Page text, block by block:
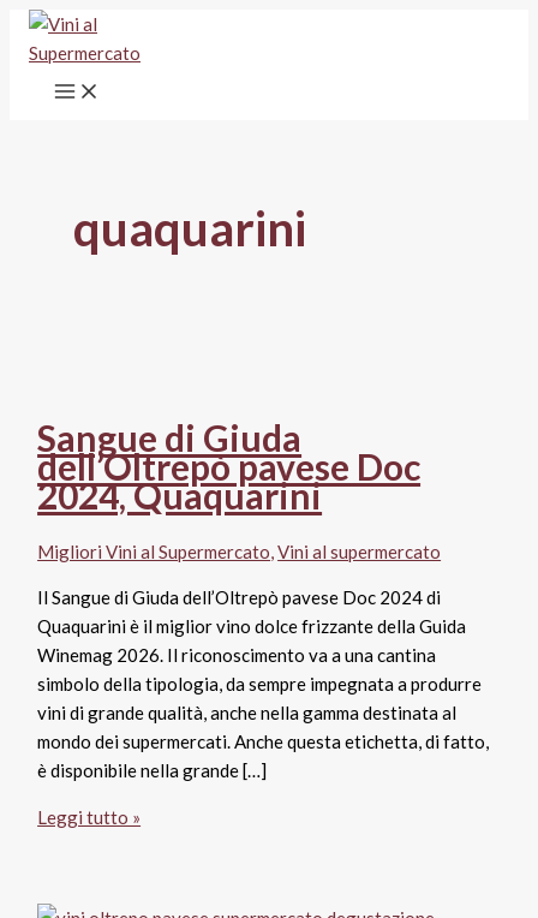
Vai
contenuto
quaquarini
Sangue di Giuda
dell’Oltrepò pavese Doc
2024, Quaquarini
Migliori Vini al Supermercato,Vini al supermercato
Il Sangue di Giuda dell’Oltrepò pavese Doc 2024 di
Quaquarini è il miglior vino dolce frizzante della Guida
Winemag 2026. Il riconoscimento va a una cantina
simbolo della tipologia, da sempre impegnata a produrre
vini di grande qualità, anche nella gamma destinata al
mondo dei supermercati. Anche questa etichetta, di fatto,
è disponibile nella grande […]
Sangue
dell’Oltrepò
Leggi tutto »